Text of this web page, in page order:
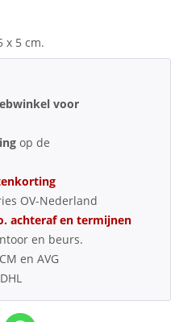
x 5 cm.
voor
op de
OV-Nederland
achteraf en termijnen
en beurs.
en AVG